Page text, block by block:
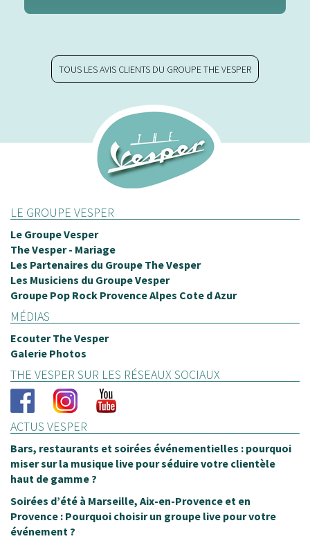
TOUS LES AVIS CLIENTS DU GROUPE THE VESPER
LE GROUPE VESPER
Le Groupe Vesper
The Vesper - Mariage
Les Partenaires du Groupe The Vesper
Les Musiciens du Groupe Vesper
Groupe Pop Rock Provence Alpes Cote d Azur
MÉDIAS
Ecouter The Vesper
Galerie Photos
THE VESPER SUR LES RÉSEAUX SOCIAUX
ACTUS VESPER
Bars, restaurants et soirées événementielles : pourquoi
miser sur la musique live pour séduire votre clientèle
haut de gamme ?
Soirées d’été à Marseille, Aix-en-Provence et en
Provence : Pourquoi choisir un groupe live pour votre
événement ?